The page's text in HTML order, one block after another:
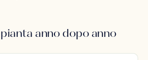
anno dopo anno